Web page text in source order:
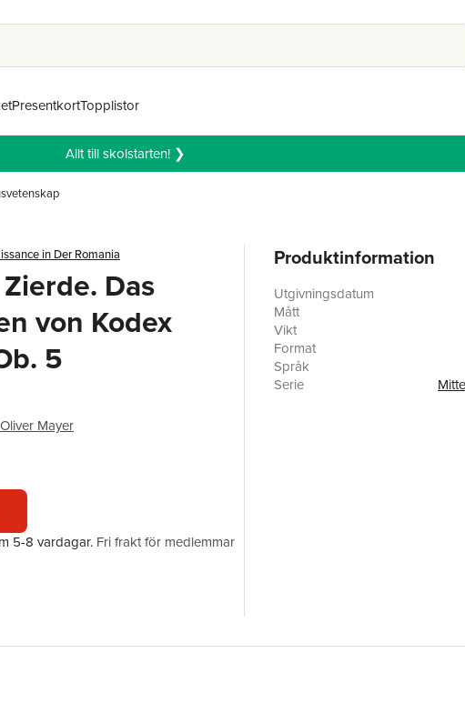
PresentkortTopplistor
Allt till skolstarten! ❯
in Der Romania
Das
von Kodex
5
Mayer
5-8 vardagar. Fri frakt för medlemmar
Produktinformation
Utgivningsdatum
Mått
Vikt
Format
Språk
Serie